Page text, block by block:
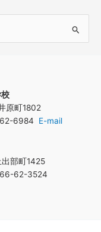
原町1802
6984 E-mail
部町1425
62-3524